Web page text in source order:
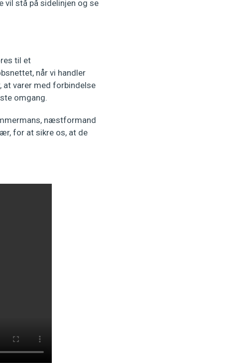
vil stå på sidelinjen og se
til et
når vi handler
at varer med forbindelse
omgang.
næstformand
for at sikre os, at de